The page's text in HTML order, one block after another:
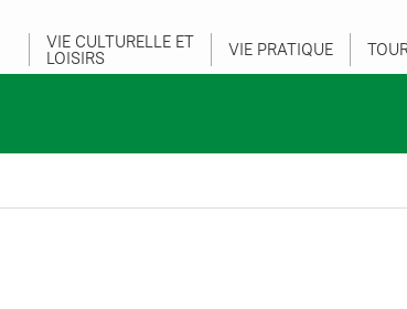
VIE CULTURELLE ET
LOISIRS VIE PRATIQUE